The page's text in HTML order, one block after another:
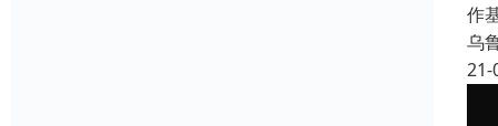
作
乌
21-